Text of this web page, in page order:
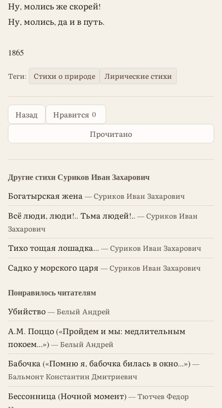
Ну, молись же скорей!
Ну, молись, да и в путь.
1865
Теги: Стихи о природе Лирические стихи
Назад Нравится 0
Прочитано
Другие стихи Суриков Иван Захарович
Богатырская жена — Суриков Иван Захарович
Всё люди, люди!.. Тьма людей!.. — Суриков Иван
Захарович
Тихо тощая лошадка... — Суриков Иван Захарович
Садко у морского царя — Суриков Иван Захарович
Понравилось читателям
Убийство — Белый Андрей
А.М. Поццо («Пройдем и мы: медлительным
покоем...») — Белый Андрей
Бабочка («Помню я, бабочка билась в окно...») —
Бальмонт Константин Дмитриевич
Бессонница (Ночной момент) — Тютчев Федор